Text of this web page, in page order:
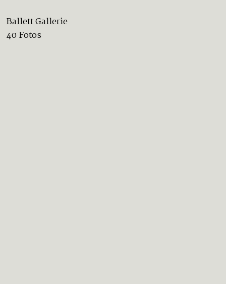
Ballett Gallerie
40 Fotos